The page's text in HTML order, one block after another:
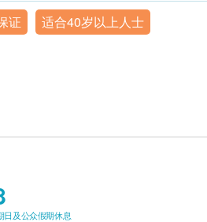
客户必须于进行项目当天向诊
签发之转介信。（适用于大部
关检查，客户需提前1个月预
公大楼12楼
一期4楼
证
适合40岁以上人士
日及公众假期休息